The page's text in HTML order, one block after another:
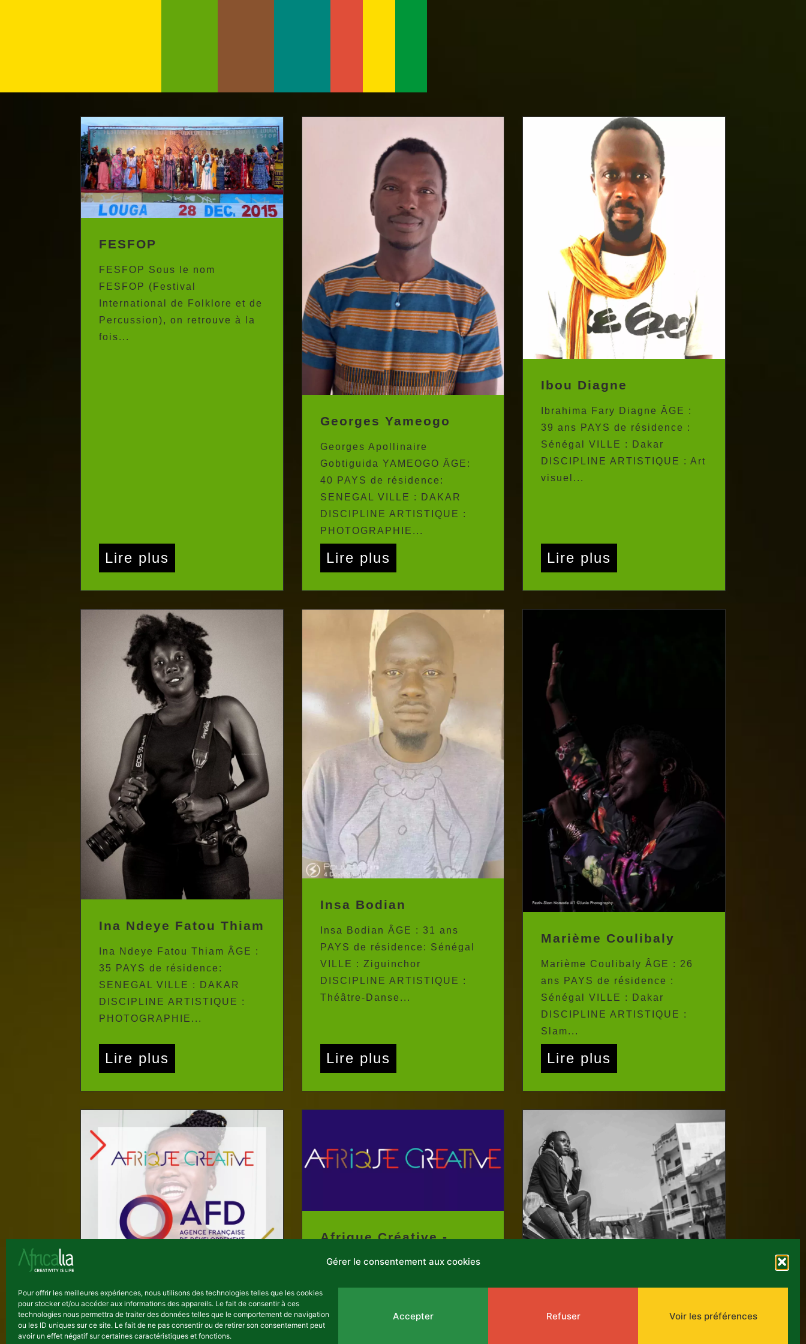
Gérer le consentement aux cookies
Pour offrir les meilleures expériences, nous utilisons des technologies telles que les cookies
pour stocker et/ou accéder aux informations des appareils. Le fait de consentir à ces
technologies nous permettra de traiter des données telles que le comportement de navigation
ou les ID uniques sur ce site. Le fait de ne pas consentir ou de retirer son consentement peut
avoir un effet négatif sur certaines caractéristiques et fonctions.
Accepter Refuser Voir les préférences
FESFOP
FESFOP Sous le nom
FESFOP (Festival
International de Folklore et de
Percussion), on retrouve à la
fois...
Lire plus
Georges Yameogo
Georges Apollinaire
Gobtiguida YAMEOGO ÂGE:
40 PAYS de résidence:
SENEGAL VILLE : DAKAR
DISCIPLINE ARTISTIQUE :
PHOTOGRAPHIE...
Lire plus
Ibou Diagne
Ibrahima Fary Diagne ÂGE :
39 ans PAYS de résidence :
Sénégal VILLE : Dakar
DISCIPLINE ARTISTIQUE : Art
visuel...
Lire plus
Ina Ndeye Fatou Thiam
Ina Ndeye Fatou Thiam ÂGE :
35 PAYS de résidence:
SENEGAL VILLE : DAKAR
DISCIPLINE ARTISTIQUE :
PHOTOGRAPHIE...
Lire plus
Insa Bodian
Insa Bodian ÂGE : 31 ans
PAYS de résidence: Sénégal
VILLE : Ziguinchor
DISCIPLINE ARTISTIQUE :
Théâtre-Danse...
Lire plus
Marième Coulibaly
Marième Coulibaly ÂGE : 26
ans PAYS de résidence :
Sénégal VILLE : Dakar
DISCIPLINE ARTISTIQUE :
Slam...
Lire plus
Afrique Créative
Africalia a remporté avec
Afrique Créative -
Afrique Créative
programme d’incubation
d'entreprises culturelles et